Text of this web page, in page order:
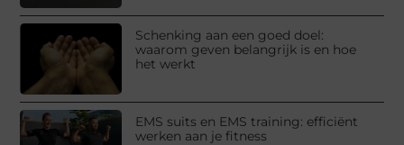
Schenking aan een goed doel:
waarom geven belangrijk is en hoe
het werkt
EMS suits en EMS training: efficiënt
werken aan je fitness